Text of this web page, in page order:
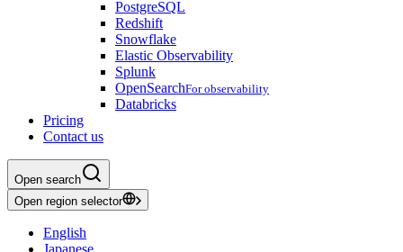
PostgreSQL
Redshift
Snowflake
Elastic Observability
Splunk
OpenSearchFor observability
Databricks
Pricing
Contact us
Open search
Open region selector
English
Japanese